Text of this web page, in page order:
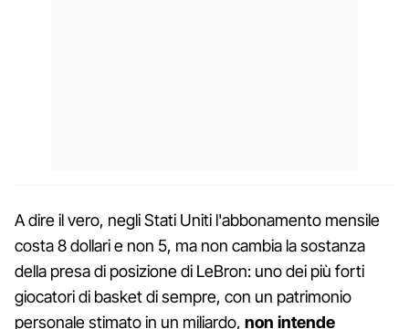
A dire il vero, negli Stati Uniti l'abbonamento mensile
costa 8 dollari e non 5, ma non cambia la sostanza
della presa di posizione di LeBron: uno dei più forti
giocatori di basket di sempre, con un patrimonio
personale stimato in un miliardo, non intende